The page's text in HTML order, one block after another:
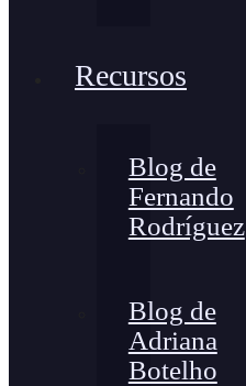
Recursos
Blog de
Fernando
Rodríguez
Blog de
Adriana
Botelho